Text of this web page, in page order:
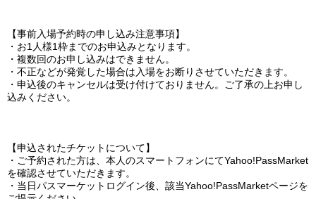
【事前入場予約時の申し込み注意事項】
・お1人様1枠までのお申込みとなります。
・複数回のお申し込みはできません。
・不正などが発覚した場合は入場をお断りさせていただきます。
・申込後のキャンセルは受け付けておりません。ご了承の上お申し
込みください。
【申込されたチケットについて】
・ご予約された方は、本人のスマートフォンにてYahoo!PassMarket
を確認させていただきます。
・当日パスマーケットログイン後、該当Yahoo!PassMarketページを